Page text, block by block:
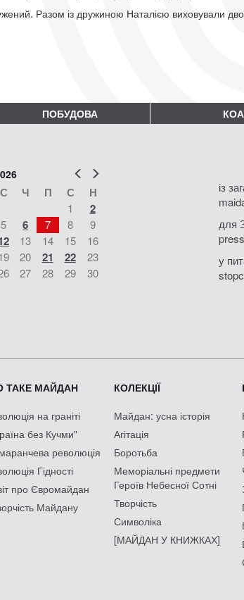
Разом із дружиною Наталією виховували
ПОБУДОВА
Попер
С Ч П С Н
1 2
5 6 7 8
9
13 14 15
16
20 21 22
23
27 28 29
30
із
для
у
ТАКЕ МАЙДАН
на граніті
без Кучми"
революція
Гідності
про Євромайдан
Майдану
КОЛЕКЦІЇ
Майдан: усна історія
Агітація
Боротьба
Меморіальні предмети
Героїв Небесної Сотні
Творчість
Символіка
[МАЙДАН У КНИЖКАХ]